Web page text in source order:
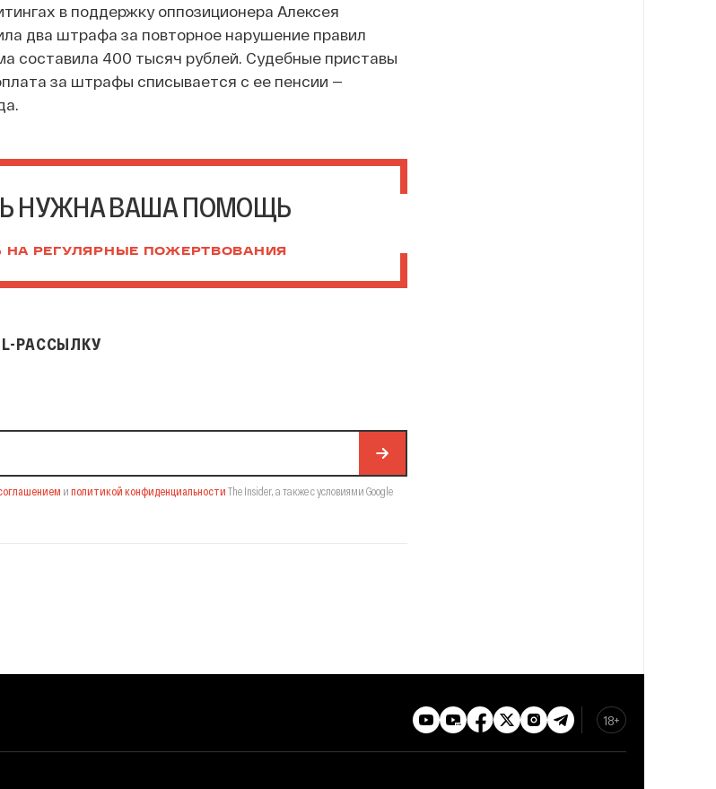
в поддержку оппозиционера Алексея
два штрафа за повторное нарушение правил
составила 400 тысяч рублей. Судебные приставы
за штрафы списывается с ее пенсии —
НУЖНА ВАША ПОМОЩЬ
НА РЕГУЛЯРНЫЕ ПОЖЕРТВОВАНИЯ
РАССЫЛКУ
и политикой конфиденциальности The Insider, а также с условиями Google
18+